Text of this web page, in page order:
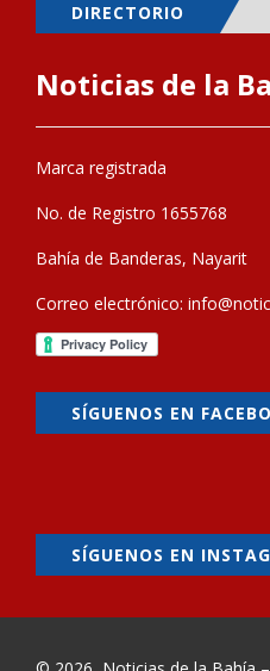
DIRECTORIO
Noticias de la
Marca registrada
No. de Registro 1655768
Bahía de Banderas, Nayarit
Correo electrónico:
SÍGUENOS EN
SÍGUENOS EN